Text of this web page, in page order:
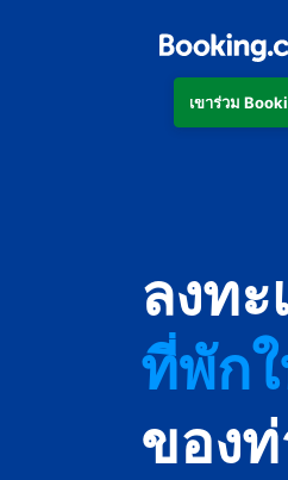
เข้าร่วม
ลงทะ
โรงแ
ที่พัก
เกสต์
ของ